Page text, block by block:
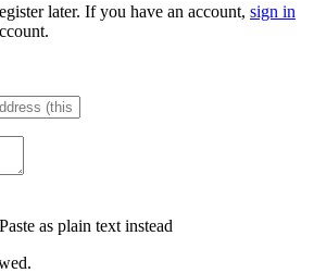
later. If you have an account, sign in
Paste as plain text instead